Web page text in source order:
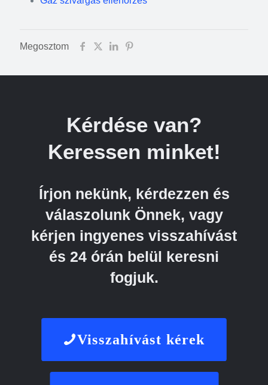
Megosztom
Kérdése van?
Keressen minket!
Írjon nekünk, kérdezzen és
válaszolunk Önnek, vagy
kérjen ingyenes visszahívást
és 24 órán belül keresni
fogjuk.
Visszahívást kérek